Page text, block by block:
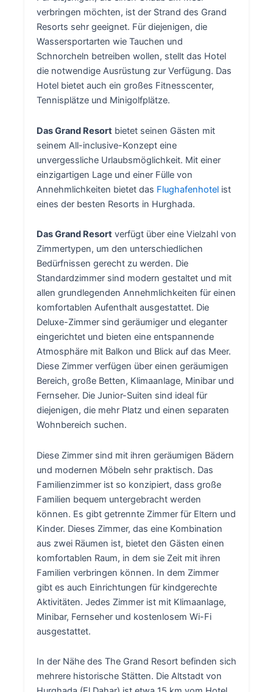
verbringen möchten, ist der Strand des Grand
Resorts sehr geeignet. Für diejenigen, die
Wassersportarten wie Tauchen und
Schnorcheln betreiben wollen, stellt das Hotel
die notwendige Ausrüstung zur Verfügung. Das
Hotel bietet auch ein großes Fitnesscenter,
Tennisplätze und Minigolfplätze.
Das Grand Resort bietet seinen Gästen mit
seinem All-inclusive-Konzept eine
unvergessliche Urlaubsmöglichkeit. Mit einer
einzigartigen Lage und einer Fülle von
Annehmlichkeiten bietet das Flughafenhotel ist
eines der besten Resorts in Hurghada.
Das Grand Resort verfügt über eine Vielzahl von
Zimmertypen, um den unterschiedlichen
Bedürfnissen gerecht zu werden. Die
Standardzimmer sind modern gestaltet und mit
allen grundlegenden Annehmlichkeiten für einen
komfortablen Aufenthalt ausgestattet. Die
Deluxe-Zimmer sind geräumiger und eleganter
eingerichtet und bieten eine entspannende
Atmosphäre mit Balkon und Blick auf das Meer.
Diese Zimmer verfügen über einen geräumigen
Bereich, große Betten, Klimaanlage, Minibar und
Fernseher. Die Junior-Suiten sind ideal für
diejenigen, die mehr Platz und einen separaten
Wohnbereich suchen.
Diese Zimmer sind mit ihren geräumigen Bädern
und modernen Möbeln sehr praktisch. Das
Familienzimmer ist so konzipiert, dass große
Familien bequem untergebracht werden
können. Es gibt getrennte Zimmer für Eltern und
Kinder. Dieses Zimmer, das eine Kombination
aus zwei Räumen ist, bietet den Gästen einen
komfortablen Raum, in dem sie Zeit mit ihren
Familien verbringen können. In dem Zimmer
gibt es auch Einrichtungen für kindgerechte
Aktivitäten. Jedes Zimmer ist mit Klimaanlage,
Minibar, Fernseher und kostenlosem Wi-Fi
ausgestattet.
In der Nähe des The Grand Resort befinden sich
mehrere historische Stätten. Die Altstadt von